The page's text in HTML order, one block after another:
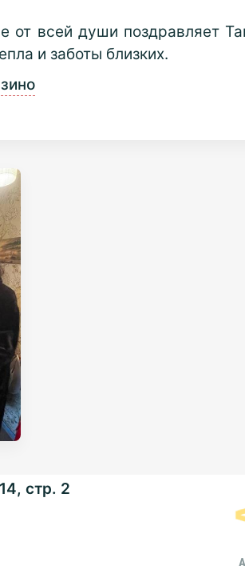
от всей души поздравляет
и заботы близких.
стр. 2